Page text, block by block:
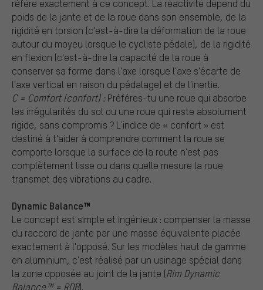
réfère exactement à ce concept. La réactivité dépend du
poids de la jante et de la roue dans son ensemble, de la
rigidité en torsion (c'est-à-dire la déformation de la roue
autour du moyeu lorsque le cycliste pédale), de la rigidité
en flexion (c'est-à-dire la capacité de la roue à
conserver sa forme dans l'axe lorsque l'axe s'écarte de
l'axe vertical en raison du pédalage) et de l'inertie.
C = Comfort (confort) :Préféres-tu une roue qui absorbe
les irrégularités du sol ou une roue qui reste absolument
rigide, sans compromis ? L'indice de « confort » est
destiné à t'aider à comprendre comment la roue se
comporte lorsque la surface de la route n'est pas
complètement lisse ou dans quelle mesure la roue
transmet des vibrations au cadre.
Dynamic Balance™
Le concept est simple et ingénieux : compenser la masse
du raccord de jante par une masse équivalente placée
exactement à l'opposé. Sur les modèles haut de gamme
en aluminium, c'est réalisé par un usinage spécial dans
la zone opposée au joint de la jante (Rim Dynamic
Balance™ = RDB).